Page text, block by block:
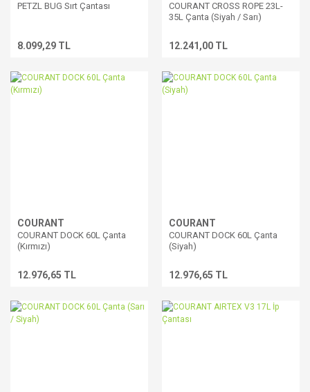
PETZL BUG Sırt Çantası
8.099,29 TL
COURANT CROSS ROPE 23L-
35L Çanta (Siyah / Sarı)
12.241,00 TL
COURANT
COURANT DOCK 60L Çanta
(Kırmızı)
12.976,65 TL
COURANT
COURANT DOCK 60L Çanta
(Siyah)
12.976,65 TL